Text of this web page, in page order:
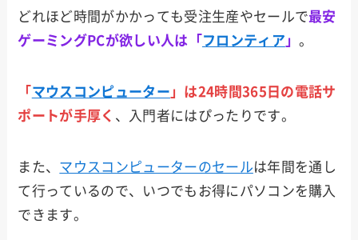
Dell
MSI
どれほど時間がかかっても受注生産やセールで最安
ゲーミングPCが欲しい人は「 フロンティア 」 。
「 マウスコンピューター 」は24時間365日の電話サ
ポートが手厚く 、入門者にはぴったりです。
また、 マウスコンピューターのセールは年間を通し
て行っているので、いつでもお得にパソコンを購入
できます。